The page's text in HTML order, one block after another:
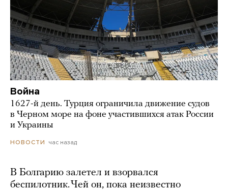
Война
1627-й день. Турция ограничила движение судов
в Черном море на фоне участившихся атак России
и Украины
НОВОСТИ час назад
В Болгарию залетел и взорвался
беспилотник. Чей он, пока неизвестно